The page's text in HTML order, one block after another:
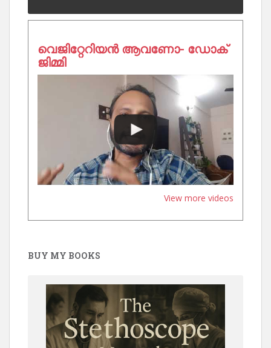
വെജിറ്റേറിയൻ ആവണോ- ഡോക്
ജിമ്മി
View more videos
BUY MY BOOKS